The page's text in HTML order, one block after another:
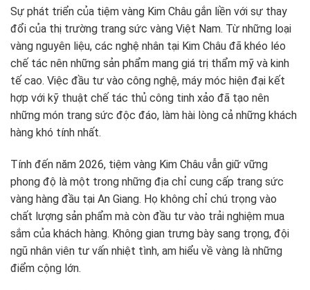
Sự phát triển của tiệm vàng Kim Châu gắn liền với sự thay
đổi của thị trường trang sức vàng Việt Nam. Từ những loại
vàng nguyên liệu, các nghệ nhân tại Kim Châu đã khéo léo
chế tác nên những sản phẩm mang giá trị thẩm mỹ và kinh
tế cao. Việc đầu tư vào công nghệ, máy móc hiện đại kết
hợp với kỹ thuật chế tác thủ công tinh xảo đã tạo nên
những món trang sức độc đáo, làm hài lòng cả những khách
hàng khó tính nhất.
Tính đến năm 2026, tiệm vàng Kim Châu vẫn giữ vững
phong độ là một trong những địa chỉ cung cấp trang sức
vàng hàng đầu tại An Giang. Họ không chỉ chú trọng vào
chất lượng sản phẩm mà còn đầu tư vào trải nghiệm mua
sắm của khách hàng. Không gian trưng bày sang trọng, đội
ngũ nhân viên tư vấn nhiệt tình, am hiểu về vàng là những
điểm cộng lớn.